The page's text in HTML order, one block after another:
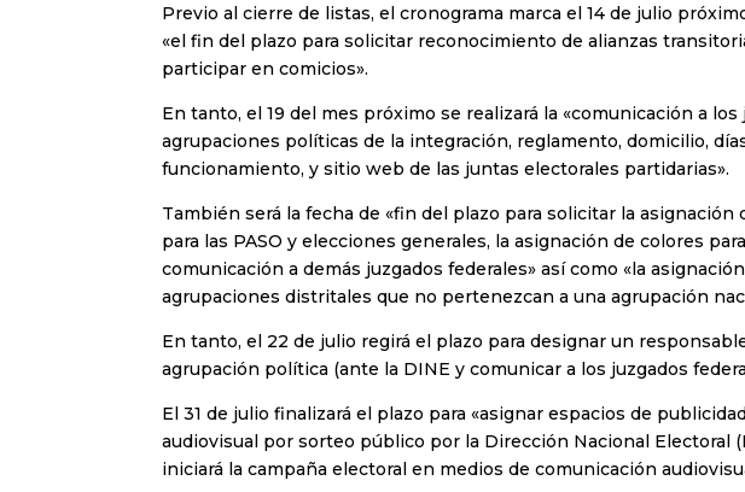
Previo al cierre de listas, el cronograma marca el 14 de julio
«el fin del plazo para solicitar reconocimiento de alianzas
participar en comicios».
En tanto, el 19 del mes próximo se realizará la «comunicación a
agrupaciones políticas de la integración, reglamento, domicilio,
funcionamiento, y sitio web de las juntas electorales partidarias».
También será la fecha de «fin del plazo para solicitar la asignación
para las PASO y elecciones generales, la asignación de colores
comunicación a demás juzgados federales» así como «la
agrupaciones distritales que no pertenezcan a una agrupación
En tanto, el 22 de julio regirá el plazo para designar un
agrupación política (ante la DINE y comunicar a los juzgados
El 31 de julio finalizará el plazo para «asignar espacios de
audiovisual por sorteo público por la Dirección Nacional Electoral
iniciará la campaña electoral en medios de comunicación